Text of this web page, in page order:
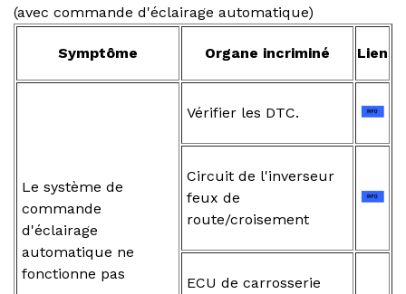
(avec commande d'éclairage automatique)
Symptôme Organe incriminé Lien
Le système de
commande
d'éclairage
automatique ne
fonctionne pas
Vérifier les DTC.
Circuit de l'inverseur
feux de
route/croisement
ECU de carrosserie